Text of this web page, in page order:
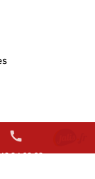
call
24 60 62